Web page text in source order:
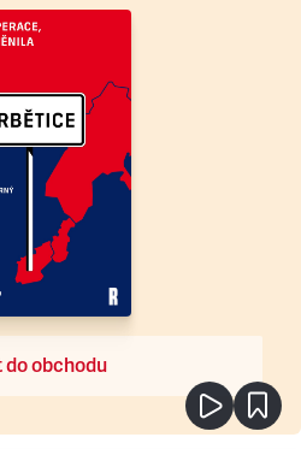
do obchodu